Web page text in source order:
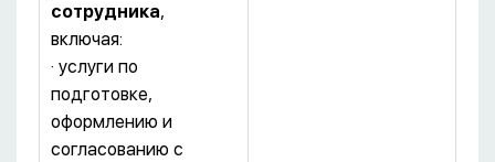
сотрудника,
включая:
· услуги по
подготовке,
оформлению и
согласованию с